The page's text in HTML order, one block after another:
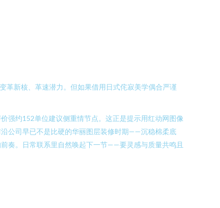
革新核、革速潜力。但如果借用日式侘寂美学偶合严谨
强约152单位建议侧重情节点。这正是提示用红动网图像
公司早已不是比硬的华丽图层装修时期——沉稳棉柔底
奏。日常联系里自然唤起下一节——要灵感与质量共鸣且